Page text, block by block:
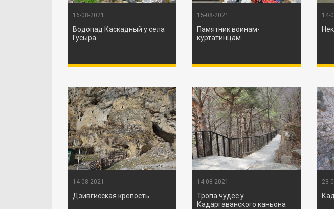
16-08-2021
Водопад Каскадный у села
Гусыра
15-08-2021
Памятник воинам-
куртатинцам
14-
14-08-2021
Дзивгисская крепость
14-08-2021
Тропа чудес у
Кадаргаванского каньона
23-